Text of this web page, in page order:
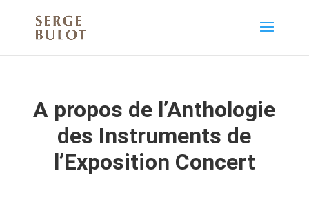
A propos de l’Anthologie
des Instruments de
l’Exposition Concert